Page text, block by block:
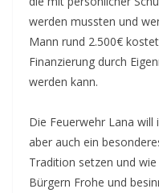
werden mussten und
Mann rund 2.500€
Finanzierung durch
werden kann.
Die Feuerwehr Lana
aber auch ein
Tradition setzen und
Bürgern Frohe und